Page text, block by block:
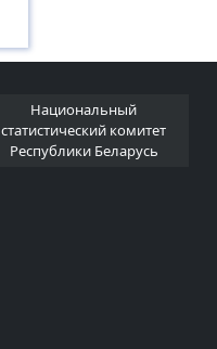
Национальный
статистический комитет
Республики Беларусь